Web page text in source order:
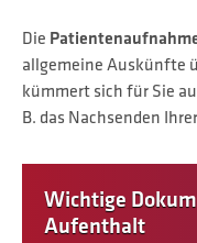
Die
allgemeine Auskünfte
kümmert sich für Sie
B. das Nachsenden
Wichtige
Aufenthalt